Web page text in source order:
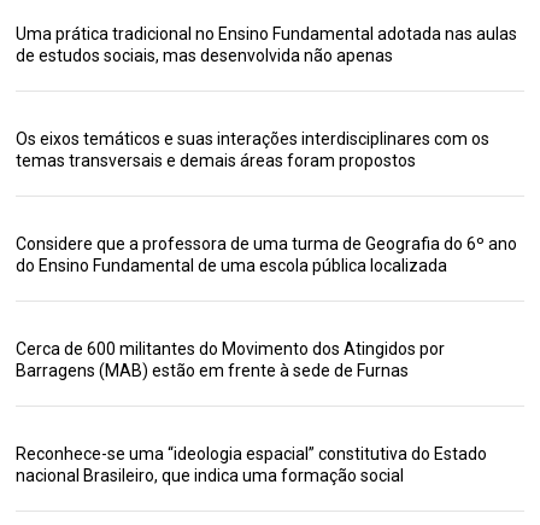
Uma prática tradicional no Ensino Fundamental adotada nas aulas
de estudos sociais, mas desenvolvida não apenas
Os eixos temáticos e suas interações interdisciplinares com os
temas transversais e demais áreas foram propostos
Considere que a professora de uma turma de Geografia do 6º ano
do Ensino Fundamental de uma escola pública localizada
Cerca de 600 militantes do Movimento dos Atingidos por
Barragens (MAB) estão em frente à sede de Furnas
Reconhece-se uma “ideologia espacial” constitutiva do Estado
nacional Brasileiro, que indica uma formação social